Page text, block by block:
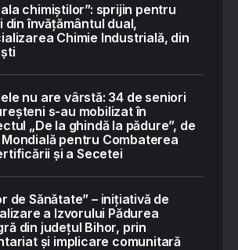
chimiștilor”: sprijin pentru
din învățământul dual,
Chimie Industrială, din
nu are vârstă: 34 de seniori
s-au mobilizat în
„De la ghindă la pădure”, de
pentru Combaterea
și a Secetei
de Sănătate” – inițiativă de
a Izvorului Pădurea
din județul Bihor, prin
și implicare comunitară